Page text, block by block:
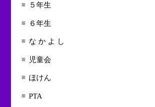
５年生
６年生
な か よ し
児童会
ほけん
PTA